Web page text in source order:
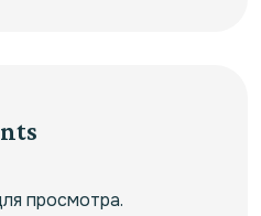
просмотра.